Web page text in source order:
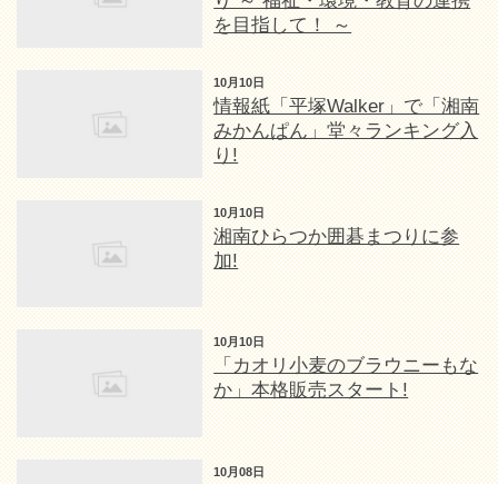
を目指して！ ～
10月10日
情報紙「平塚Walker」で「湘南
みかんぱん」堂々ランキング入
り!
10月10日
湘南ひらつか囲碁まつりに参
加!
10月10日
「カオリ小麦のブラウニーもな
か」本格販売スタート!
10月08日